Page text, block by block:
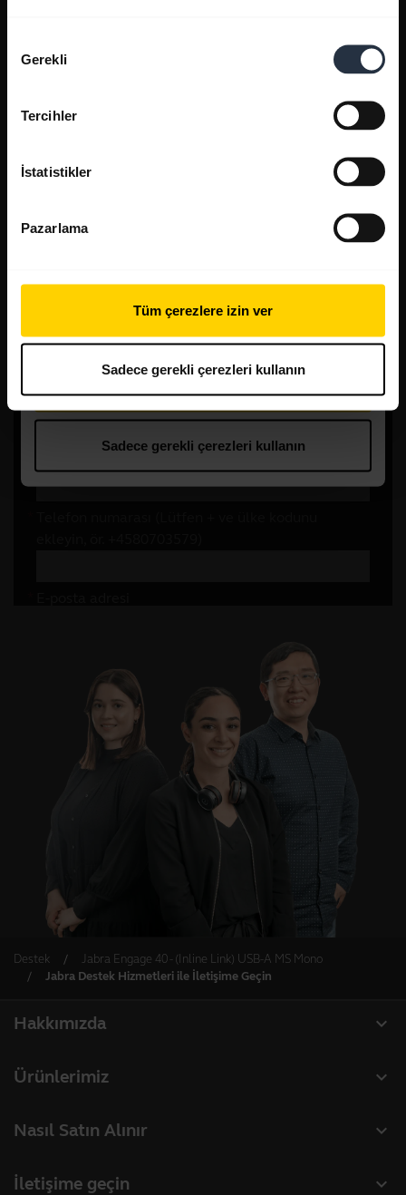
Seçimi
Gerekli
Tercihler
İstatistikler
Pazarlama
Tüm çerezlere izin ver
Sadece gerekli çerezleri kullanın
Destek
Jabra Engage 40 - (Inline Link) USB-A MS Mono
Jabra Destek Hizmetleri ile İletişime Geçin
expand_more
Hakkımızda
Sürdürülebilirlik
expand_more
Ürünlerimiz
Konferans kameraları
expand_more
Nasıl Satın Alınır
expand_more
İletişime geçin